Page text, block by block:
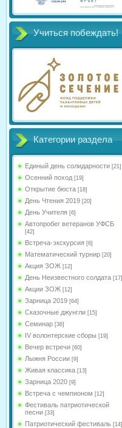
Учиться побеждать!
Категории раздела
Единый день солидарности [21]
Осенний поход [19]
Открытие бюста [18]
День Чтения 2019 [20]
День Учителя [6]
Автопробег ветеранов УФСБ
[42]
Встреча-экскурсия [6]
Математический турнир [20]
Акция ЗОЖ [12]
День Неизвестного солдата [17]
Акции ЗОЖ [12]
Зарница 2019 [64]
Сказочные джунгли [15]
Семинар [36]
IV волонтерские сборы [19]
Вечер встречи [60]
Лыжня России [9]
Живая классика [13]
Зарница 2020 [9]
Встреча с чемпионом [12]
Фестиваль патриотической
песни [33]
Патриотический фестиваль [14]